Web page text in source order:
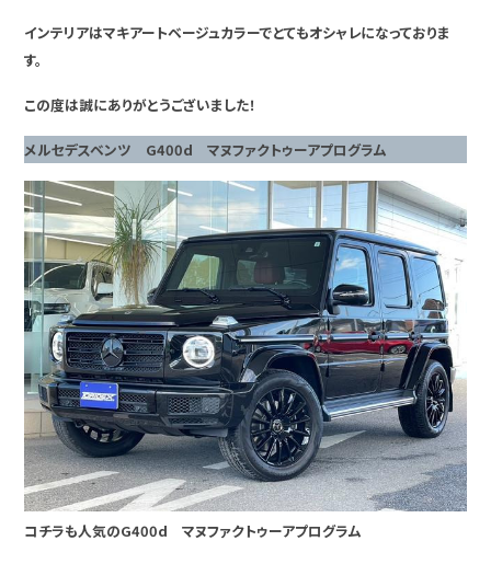
インテリアはマキアートベージュカラーでとてもオシャレになっておりま
す。
この度は誠にありがとうございました！
メルセデスベンツ G400d マヌファクトゥーアプログラム
コチラも人気のG400d マヌファクトゥーアプログラム